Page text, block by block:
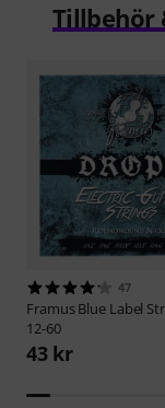
Tillbehör
47
FramusBlue Label
12-60
43 kr